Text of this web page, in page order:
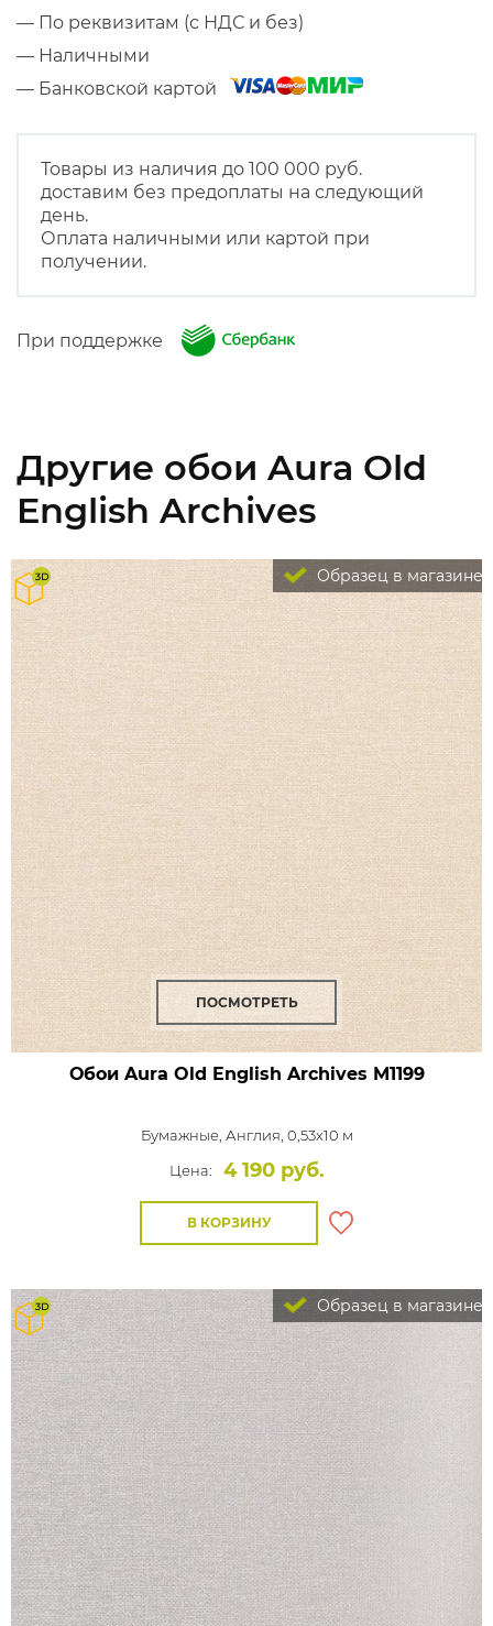
— По реквизитам (с НДС и без)
— Наличными
— Банковской картой
Товары из наличия до 100 000 руб.
доставим без предоплаты на следующий
день.
Оплата наличными или картой при
получении.
При поддержке
Другие обои Aura Old
English Archives
Образец в магазине
ПОСМОТРЕТЬ
Обои Aura Old English Archives M1199
Бумажные, Англия, 0,53x10 м
Цена:
4 190 руб.
В КОРЗИНУ
Образец в магазине